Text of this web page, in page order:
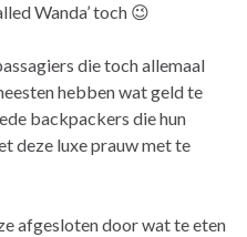
Wanda’ toch 😉
die toch allemaal
hebben wat geld te
backpackers die hun
deze luxe prauw met te
afgesloten door wat te eten